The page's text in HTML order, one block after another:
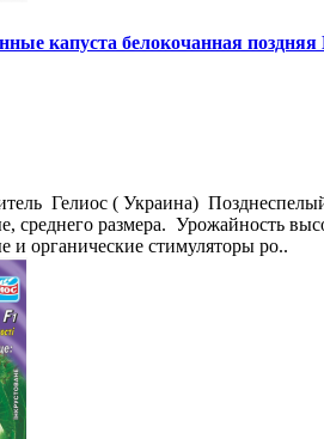
капуста белокочанная
Гелиос ( Украина)
среднего размера. Урожайность
и органические стимуляторы ро..